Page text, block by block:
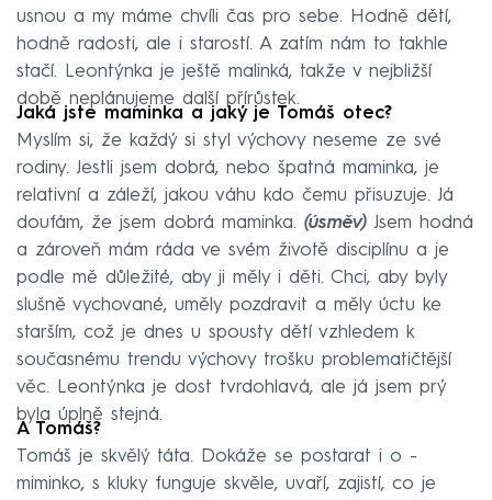
usnou a my máme chvíli čas pro sebe. Hodně dětí,
hodně radosti, ale i starostí. A zatím nám to takhle
stačí. Leontýnka je ještě malinká, takže v nejbližší
době neplánujeme další přírůstek.
Jaká jste maminka a jaký je Tomáš otec?
Myslím si, že každý si styl výchovy neseme ze své
rodiny. Jestli jsem dobrá, nebo špatná maminka, je
relativní a záleží, jakou váhu kdo čemu přisuzuje. Já
doufám, že jsem dobrá maminka. (úsměv) Jsem hodná
a zároveň mám ráda ve svém životě disciplínu a je
podle mě důležité, aby ji měly i ­děti. Chci, aby byly
slušně vychované, uměly pozdravit a měly úctu ke
starším, což je dnes u spousty dětí vzhledem k
současnému trendu výchovy trošku problematičtější
věc. Leontýnka je dost tvrdohlavá, ale já jsem prý
byla úplně stejná.
A Tomáš?
Tomáš je skvělý táta. Dokáže se postarat i ­o ­
miminko, s kluky funguje skvěle, uvaří, zajistí, co je